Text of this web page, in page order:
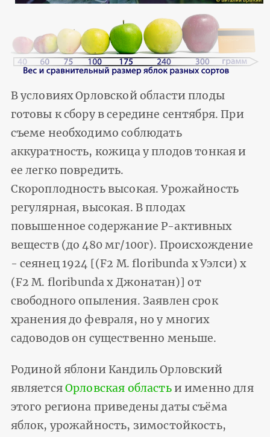
В условиях Орловской области плоды
готовы к сбору в середине сентября. При
съеме необходимо соблюдать
аккуратность, кожица у плодов тонкая и
ее легко повредить.
Скороплодность высокая. Урожайность
регулярная, высокая. В плодах
повышенное содержание P-активных
веществ (до 480 мг/100г). Происхождение
- сеянец 1924 [(F2 M. floribunda х Уэлси) х
(F2 M. floribunda х Джонатан)] от
свободного опыления. Заявлен срок
хранения до февраля, но у многих
садоводов он существенно меньше.
Родиной яблони Кандиль Орловский
являетсяОрловская областьи именно для
этого региона приведены даты съёма
яблок, урожайность, зимостойкость,